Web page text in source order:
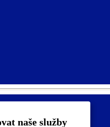
naše služby